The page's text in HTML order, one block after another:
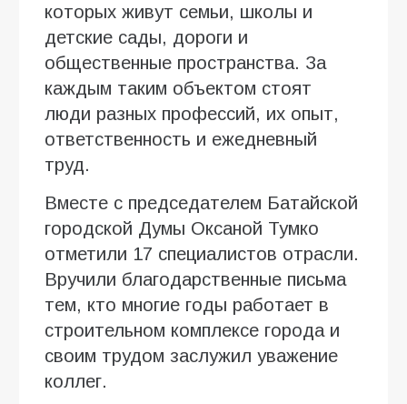
которых живут семьи, школы и
детские сады, дороги и
общественные пространства. За
каждым таким объектом стоят
люди разных профессий, их опыт,
ответственность и ежедневный
труд.
Вместе с председателем Батайской
городской Думы Оксаной Тумко
отметили 17 специалистов отрасли.
Вручили благодарственные письма
тем, кто многие годы работает в
строительном комплексе города и
своим трудом заслужил уважение
коллег.